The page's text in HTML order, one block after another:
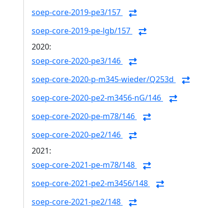
soep-core-2019-pe3/157
soep-core-2019-pe-lgb/157
2020:
soep-core-2020-pe3/146
soep-core-2020-p-m345-wieder/Q253d
soep-core-2020-pe2-m3456-nG/146
soep-core-2020-pe-m78/146
soep-core-2020-pe2/146
2021:
soep-core-2021-pe-m78/148
soep-core-2021-pe2-m3456/148
soep-core-2021-pe2/148